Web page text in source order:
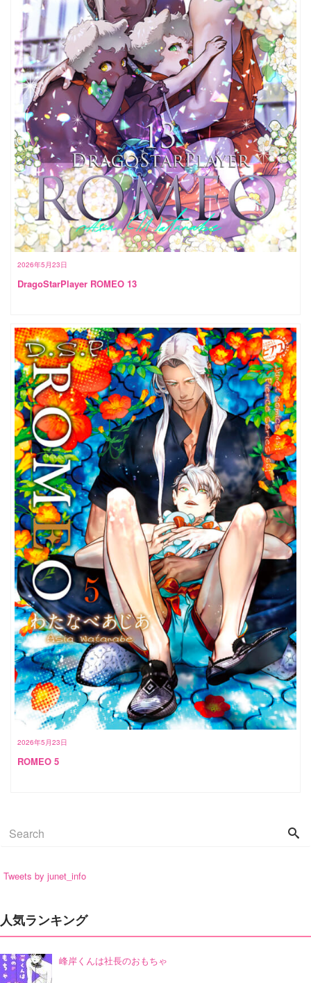
2026年5月23日
DragoStarPlayer ROMEO 13
2026年5月23日
ROMEO 5
Tweets by junet_info
人気ランキング
峰岸くんは社長のおもちゃ